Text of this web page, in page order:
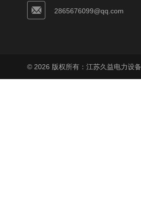
2865676099@qq.com
© 2026 版权所有：江苏久益电力设